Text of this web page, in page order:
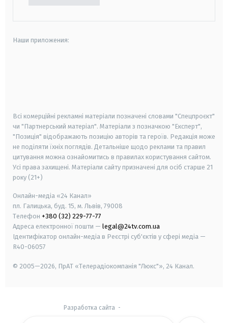
Наши приложения:
Всі комерційні рекламні матеріали позначені словами "Спецпроєкт"
чи "Партнерський матеріал". Матеріали з позначкою "Експерт",
"Позиція" відображають позицію авторів та героїв. Редакція може
не поділяти їхніх поглядів. Детальніше щодо реклами та правил
цитування можна ознайомитись в правилах користування сайтом.
Усі права захищені. Матеріали сайту призначені для осіб старше 21
року (21+)
Онлайн-медіа «24 Канал»
пл. Галицька, буд. 15, м. Львів, 79008
Телефон +380 (32) 229-77-77
Адреса електронної пошти — legal@24tv.com.ua
Ідентифікатор онлайн-медіа в Реєстрі суб'єктів у сфері медіа —
R40-06057
© 2005—2026, ПрАТ «Телерадіокомпанія "Люкс"», 24 Канал.
Разработка сайта -